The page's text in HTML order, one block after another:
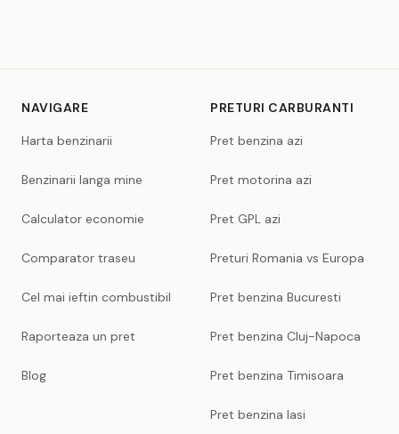
NAVIGARE
Harta benzinarii
Benzinarii langa mine
Calculator economie
Comparator traseu
Cel mai ieftin combustibil
Raporteaza un pret
Blog
PRETURI CARBURANTI
Pret benzina azi
Pret motorina azi
Pret GPL azi
Preturi Romania vs Europa
Pret benzina Bucuresti
Pret benzina Cluj-Napoca
Pret benzina Timisoara
Pret benzina Iasi